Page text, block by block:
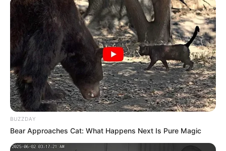
BUZZDAY
Bear Approaches Cat: What Happens Next Is Pure Magic